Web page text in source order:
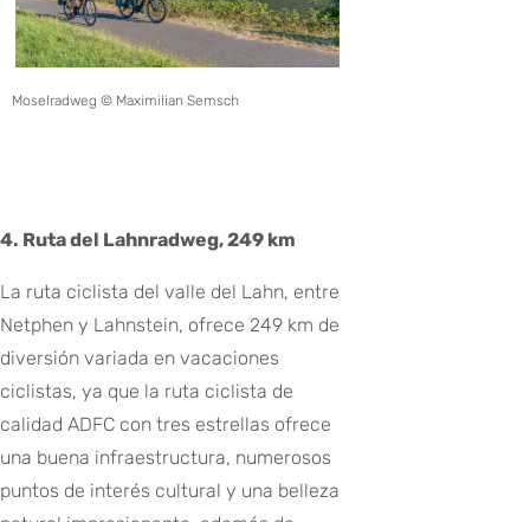
Moselradweg © Maximilian Semsch
4. Ruta del Lahnradweg, 249 km
La ruta ciclista del valle del Lahn, entre
Netphen y Lahnstein, ofrece 249 km de
diversión variada en vacaciones
ciclistas, ya que la ruta ciclista de
calidad ADFC con tres estrellas ofrece
una buena infraestructura, numerosos
puntos de interés cultural y una belleza